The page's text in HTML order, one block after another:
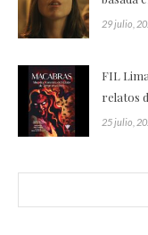
29 julio,
FIL
relatos
25 julio,